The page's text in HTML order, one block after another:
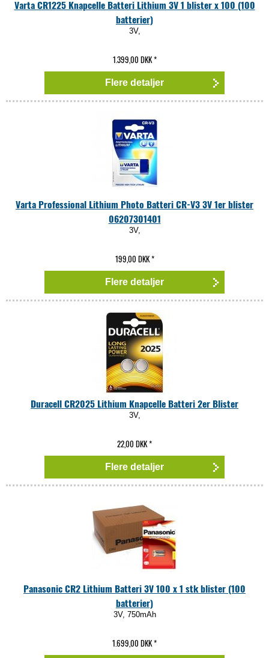
Varta CR1225 Knapcelle Batteri Lithium 3V 1 blister x 100 (100
batterier)
3V,
1.399,00 DKK*
Flere detaljer
Varta Professional Lithium Photo Batteri CR-V3 3V 1er blister
06207301401
3V,
199,00 DKK*
Flere detaljer
Duracell CR2025 Lithium Knapcelle Batteri 2er Blister
3V,
22,00 DKK*
Flere detaljer
Panasonic CR2 Lithium Batteri 3V 100 x 1 stk blister (100
batterier)
3V, 750mAh
1.699,00 DKK*